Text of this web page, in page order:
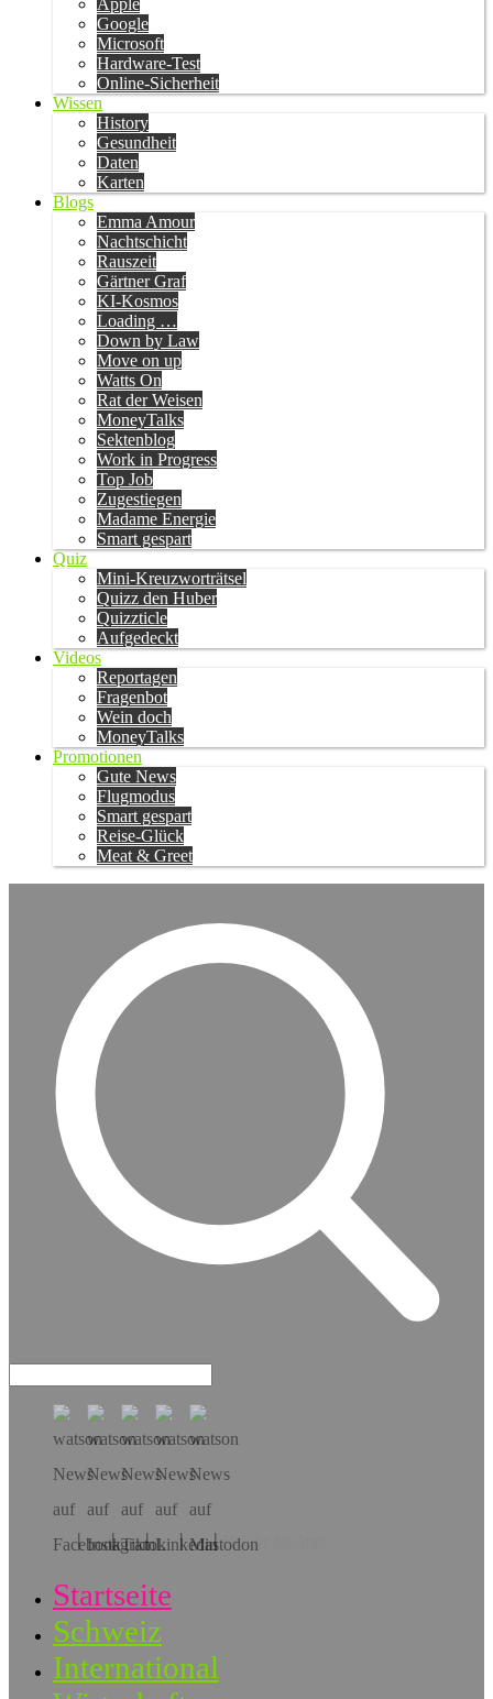
Apple
Google
Microsoft
Hardware-Test
Online-Sicherheit
Wissen
History
Gesundheit
Daten
Karten
Blogs
Emma Amour
Nachtschicht
Rauszeit
Gärtner Graf
KI-Kosmos
Loading …
Down by Law
Move on up
Watts On
Rat der Weisen
MoneyTalks
Sektenblog
Work in Progress
Top Job
Zugestiegen
Madame Energie
Smart gespart
Quiz
Mini-Kreuzworträtsel
Quizz den Huber
Quizzticle
Aufgedeckt
Videos
Reportagen
Fragenbot
Wein doch
MoneyTalks
Promotionen
Gute News
Flugmodus
Smart gespart
Reise-Glück
Meat & Greet
Hol dir die App!
Startseite
Schweiz
International